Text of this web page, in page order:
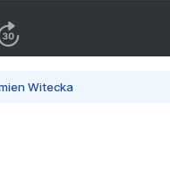
Witecka